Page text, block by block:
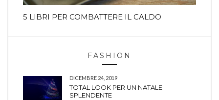
5 LIBRI PER COMBATTERE IL CALDO
FASHION
DICEMBRE 24, 2019
TOTAL LOOK PER UN NATALE
SPLENDENTE